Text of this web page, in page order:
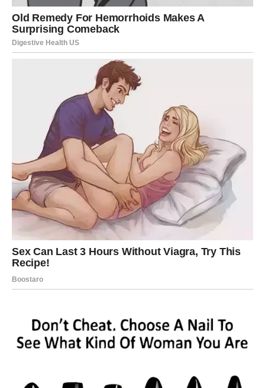
Ako planiraš promene u domu (renoviranje, preuređenje,
čišćenje) – energija je povoljna.
PSIHOLOŠKO STANJE –
UNUTRAŠNJA BORBA IZMEĐU
SRCA I EGA
Ovaj vikend donosi ti suočavanje sa sopstvenim
emocijama. Ti često deluješ snažno i odlučno, ali sada
dolazi trenutak introspekcije.
Postavljaš sebi pitanja:
Da li sam srećan?
Da li dajem više nego što dobijam?
Da li idem pravim putem?
Odgovori neće doći odmah, ali osećaćeš da se nešto u
tebi menja. To je proces sazrevanja.
sve rešiti odmah.